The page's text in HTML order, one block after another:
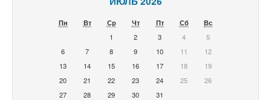
Пн Вт Ср Чт Пт Сб
Вс
1
2 3 4
5
6
7 8 9 10 11
12
13
14 15 16 17 18
19
20
21 22 23 24 25
26
27
28 29 30 31